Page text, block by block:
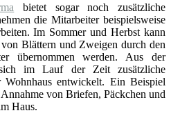
bietet sogar noch zusätzliche
die Mitarbeiter beispielsweise
Im Sommer und Herbst kann
Blättern und Zweigen durch den
übernommen werden. Aus der
im Lauf der Zeit zusätzliche
entwickelt. Ein Beispiel
von Briefen, Päckchen und
Haus.